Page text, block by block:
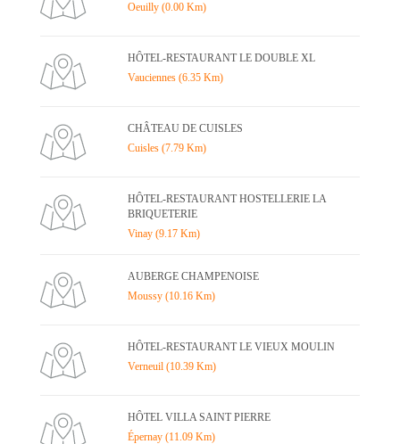
Oeuilly (0.00 Km)
HÔTEL-RESTAURANT LE DOUBLE XL
Vauciennes (6.35 Km)
CHÂTEAU DE CUISLES
Cuisles (7.79 Km)
HÔTEL-RESTAURANT HOSTELLERIE LA
BRIQUETERIE
Vinay (9.17 Km)
AUBERGE CHAMPENOISE
Moussy (10.16 Km)
HÔTEL-RESTAURANT LE VIEUX MOULIN
Verneuil (10.39 Km)
HÔTEL VILLA SAINT PIERRE
Épernay (11.09 Km)